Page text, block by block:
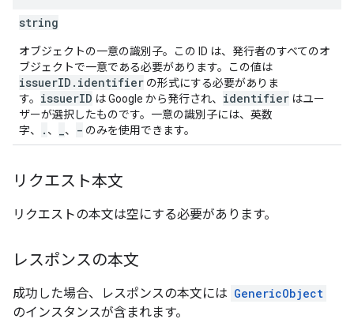
string
オブジェクトの一意の識別子。この ID は、発行者のすべてのオ
ブジェクトで一意である必要があります。この値は
issuerID.identifier の形式にする必要がありま
す。 issuerID は Google から発行され、 identifier はユー
ザーが選択したものです。一意の識別子には、英数
字、
. 、 、 - のみを使用できます。
リクエスト本文
リクエストの本文は空にする必要があります。
レスポンスの本文
成功した場合、レスポンスの本文には GenericObject
のインスタンスが含まれます。